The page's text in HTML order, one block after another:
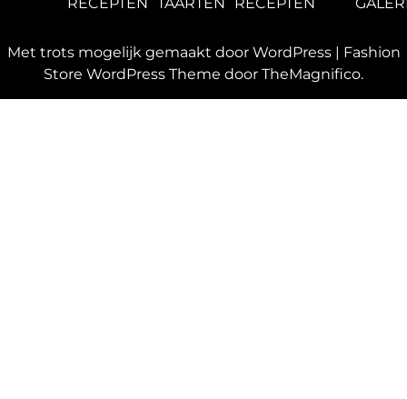
Met trots mogelijk gemaakt door WordPress | Fashion
Store WordPress Theme door TheMagnifico.